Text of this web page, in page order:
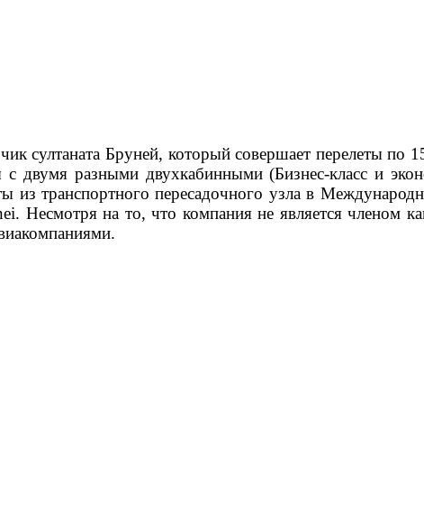
султаната Бруней, который совершает перелеты
двумя разными двухкабинными (Бизнес-класс и
из транспортного пересадочного узла в
Несмотря на то, что компания не является членом